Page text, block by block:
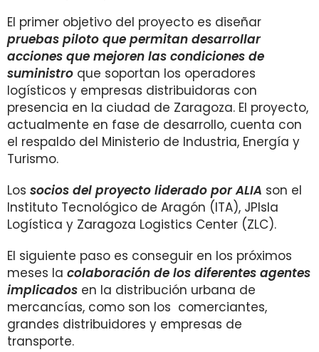
El primer objetivo del proyecto es diseñar
pruebas piloto que permitan desarrollar
acciones que mejoren las condiciones de
suministro que soportan los operadores
logísticos y empresas distribuidoras con
presencia en la ciudad de Zaragoza. El proyecto,
actualmente en fase de desarrollo, cuenta con
el respaldo del Ministerio de Industria, Energía y
Turismo.
Los socios del proyecto liderado por ALIA son el
Instituto Tecnológico de Aragón (ITA), JPIsla
Logística y Zaragoza Logistics Center (ZLC).
El siguiente paso es conseguir en los próximos
meses la colaboración de los diferentes agentes
implicados en la distribución urbana de
mercancías, como son los comerciantes,
grandes distribuidores y empresas de
transporte.